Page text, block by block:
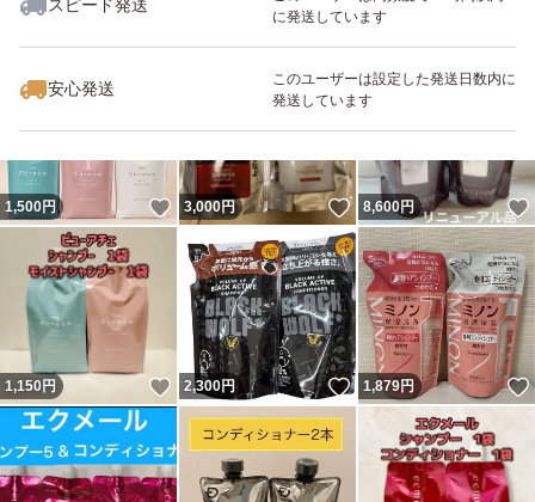
スピード発送
に発送しています
安心発送
このユーザーは設定した発送日数内に
発送しています
いいね！
6,399
1,500円 いいね！
3,000円 いいね！
8,600円
1,150円 いいね！
2,300円 いいね！
1,879円